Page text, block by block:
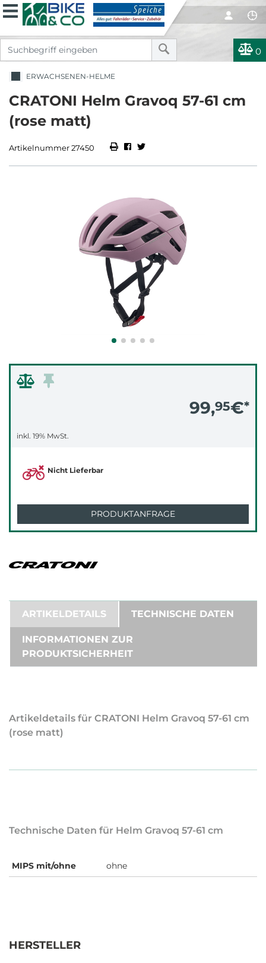
0
ERWACHSENEN-HELME
CRATONI Helm Gravoq 57-61 cm
(rose matt)
Artikelnummer 27450
99,95€*
inkl. 19% MwSt.
Nicht Lieferbar
PRODUKTANFRAGE
ARTIKELDETAILS TECHNISCHE DATEN
INFORMATIONEN ZUR
PRODUKTSICHERHEIT
Artikeldetails für CRATONI Helm Gravoq 57-61 cm
(rose matt)
Technische Daten für Helm Gravoq 57-61 cm
MIPS mit/ohne ohne
HERSTELLER